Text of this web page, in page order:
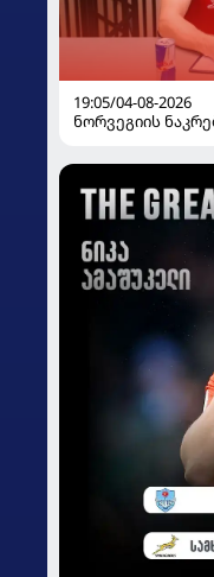
19:05/04-08-2026
ნორვეგიის